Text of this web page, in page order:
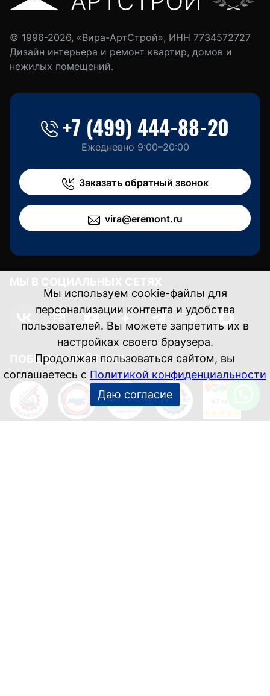
© 1996-2026, «Вира-АртСтрой», ИНН 7734572727
Дизайн интерьера и ремонт квартир, домов и
нежилых помещений.
+7 (499) 444-88-20
Ежедневно 9:00–20:00
Заказать обратный звонок
vira@eremont.ru
МЫ В СОЦИАЛЬНЫХ СЕТЯХ
ПОБЕДЫ И РЕЙТИНГИ
Мы используем cookie-файлы для
персонализации контента и удобства
пользователей. Вы можете запретить их в
настройках своего браузера.
Продолжая пользоваться сайтом, вы
соглашаетесь с Политикой конфиденциальности
Даю согласие